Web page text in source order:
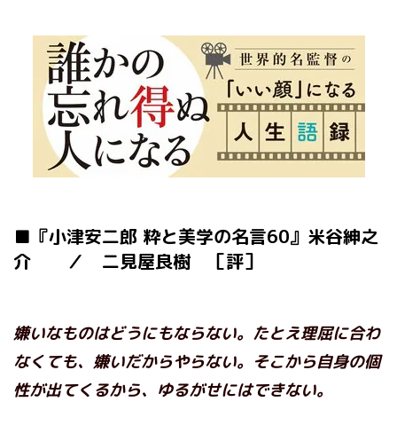
■『小津安二郎 粋と美学の名言60』米谷紳之
介 ／ 二見屋良樹 ［評］
嫌いなものはどうにもならない。たとえ理屈に合わ
なくても、嫌いだからやらない。そこから自身の個
性が出てくるから、ゆるがせにはできない。